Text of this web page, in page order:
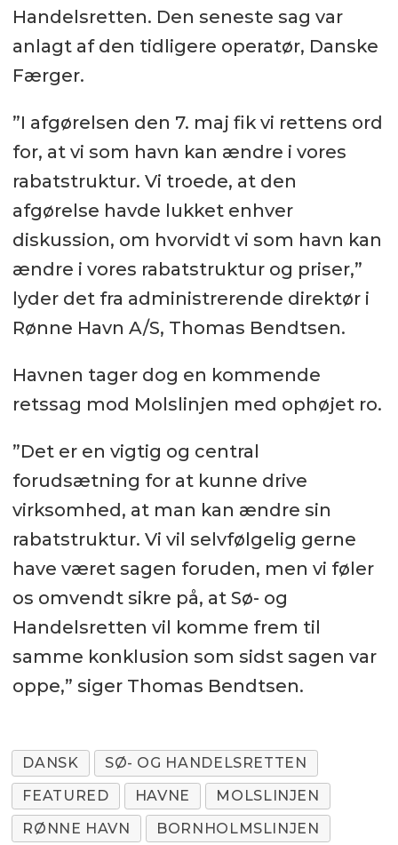
Handelsretten. Den seneste sag var
anlagt af den tidligere operatør, Danske
Færger.
”I afgørelsen den 7. maj fik vi rettens ord
for, at vi som havn kan ændre i vores
rabatstruktur. Vi troede, at den
afgørelse havde lukket enhver
diskussion, om hvorvidt vi som havn kan
ændre i vores rabatstruktur og priser,”
lyder det fra administrerende direktør i
Rønne Havn A/S, Thomas Bendtsen.
Havnen tager dog en kommende
retssag mod Molslinjen med ophøjet ro.
”Det er en vigtig og central
forudsætning for at kunne drive
virksomhed, at man kan ændre sin
rabatstruktur. Vi vil selvfølgelig gerne
have været sagen foruden, men vi føler
os omvendt sikre på, at Sø- og
Handelsretten vil komme frem til
samme konklusion som sidst sagen var
oppe,” siger Thomas Bendtsen.
DANSK
SØ- OG HANDELSRETTEN
FEATURED
HAVNE
MOLSLINJEN
RØNNE HAVN
BORNHOLMSLINJEN